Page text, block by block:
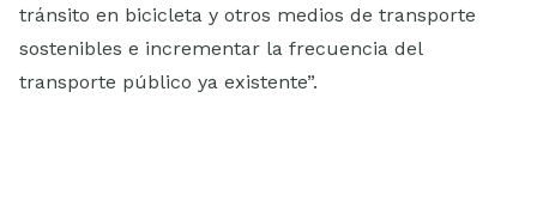
tránsito en bicicleta y otros medios de transporte
sostenibles e incrementar la frecuencia del
transporte público ya existente”.